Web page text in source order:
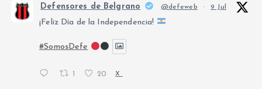
Defensores de Belgrano @defeweb · 9 Jul
¡Feliz Día de la Independencia!
#SomosDefe
20 X